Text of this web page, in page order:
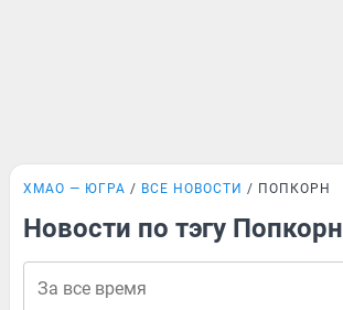
ХМАО — ЮГРА ВСЕ НОВОСТИ ПОПКОРН
Новости по тэгу Попкорн